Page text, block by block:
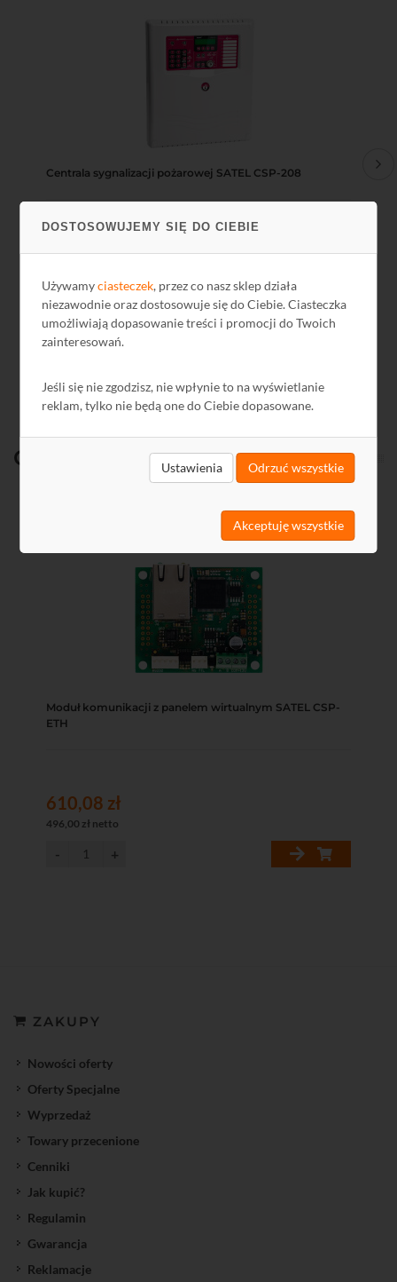
DOSTOSOWUJEMY SIĘ DO CIEBIE
Używamyciasteczek, przez co nasz sklep działa
niezawodnie oraz dostosowuje się do Ciebie. Ciasteczka
umożliwiają dopasowanie treści i promocji do Twoich
zainteresowań.
Jeśli się nie zgodzisz, nie wpłynie to na wyświetlanie
reklam, tylko nie będą one do Ciebie dopasowane.
Ustawienia Odrzuć wszystkie
Akceptuję wszystkie
Centrala sygnalizacji pożarowej SATEL CSP-208
1548,57 zł
Ostatnio oglądane
Moduł komunikacji z panelem wirtualnym SATEL CSP-
ETH
610,08 zł
496,00 zł netto
ZAKUPY
Nowości oferty
Oferty Specjalne
Wyprzedaż
Towary przecenione
Cenniki
Jak kupić?
Regulamin
Gwarancja
Reklamacje